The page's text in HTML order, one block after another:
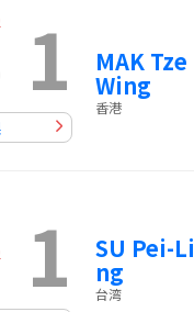
1 MAK Tze
Wing
香港
1 SU Pei-Li
ng
台湾